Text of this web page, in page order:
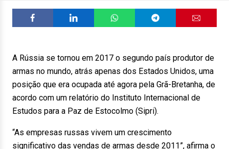
A Rússia se tornou em 2017 o segundo país produtor de
armas no mundo, atrás apenas dos Estados Unidos, uma
posição que era ocupada até agora pela Grã-Bretanha, de
acordo com um relatório do Instituto Internacional de
Estudos para a Paz de Estocolmo (Sipri).
“As empresas russas vivem um crescimento
significativo das vendas de armas desde 2011”, afirma o